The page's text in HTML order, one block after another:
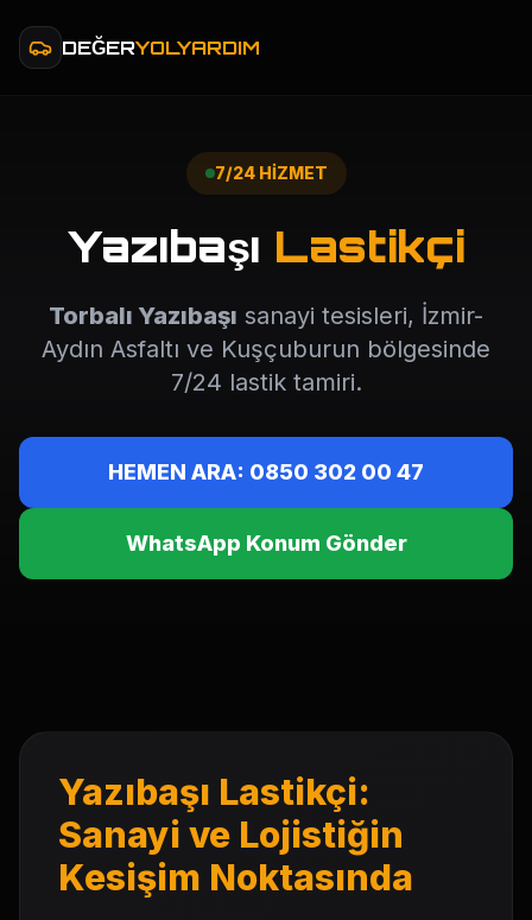
DEĞERYOLYARDIM
7/24 HİZMET
Yazıbaşı Lastikçi
Torbalı Yazıbaşı sanayi tesisleri, İzmir-
Aydın Asfaltı ve Kuşçuburun bölgesinde
7/24 lastik tamiri.
HEMEN ARA: 0850 302 00 47
WhatsApp Konum Gönder
Yazıbaşı Lastikçi:
Sanayi ve Lojistiğin
Kesişim Noktasında